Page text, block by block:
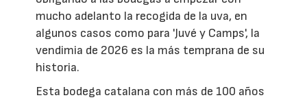
mucho adelanto la recogida de la uva, en
algunos casos como para 'Juvé y Camps', la
vendimia de 2026 es la más temprana de su
historia.
Esta bodega catalana con más de 100 años